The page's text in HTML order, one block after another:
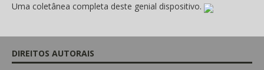
Uma coletânea completa deste genial dispositivo.
DIREITOS AUTORAIS